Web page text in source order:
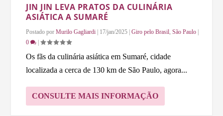
JIN JIN LEVA PRATOS DA CULINÁRIA
ASIÁTICA A SUMARÉ
Postado porMurilo Gagliardi | 17/jan/2025 |Giro pelo Brasil ,São Paulo |
0
|
Os fãs da culinária asiática em Sumaré, cidade
localizada a cerca de 130 km de São Paulo, agora...
CONSULTE MAIS INFORMAÇÃO